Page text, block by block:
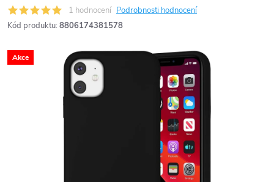
1 hodnocení Podrobnosti hodnocení
Kód produktu: 8806174381578
Akce